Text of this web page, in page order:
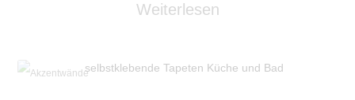
Weiterlesen
Akzentwände